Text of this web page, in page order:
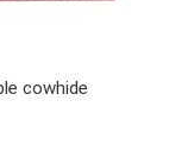
cowhide